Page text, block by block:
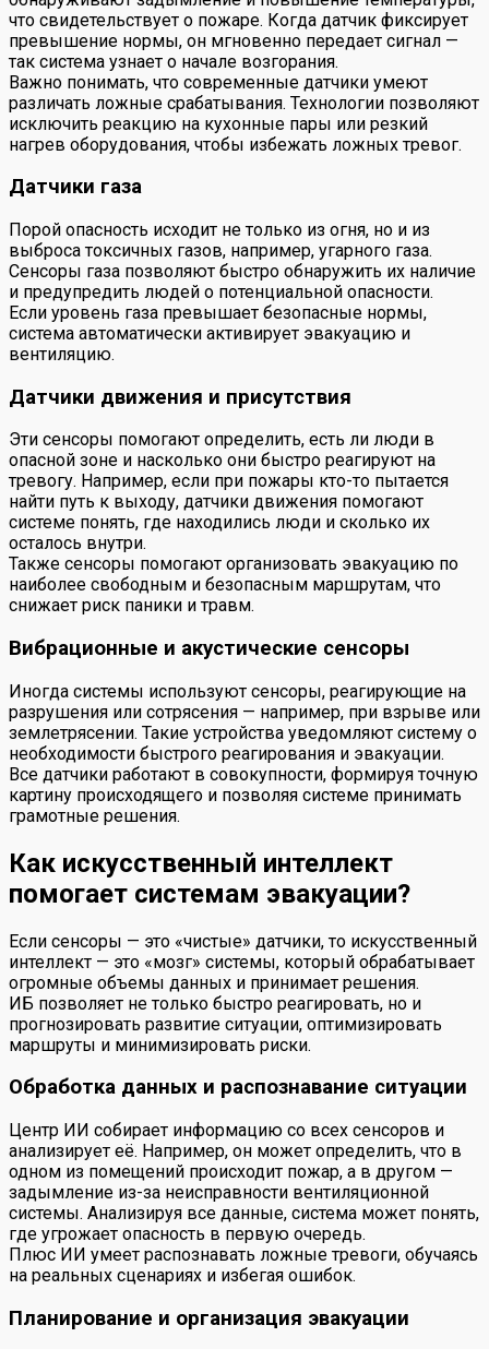
что свидетельствует о пожаре. Когда датчик фиксирует
превышение нормы, он мгновенно передает сигнал —
так система узнает о начале возгорания.
Важно понимать, что современные датчики умеют
различать ложные срабатывания. Технологии позволяют
исключить реакцию на кухонные пары или резкий
нагрев оборудования, чтобы избежать ложных тревог.
Датчики газа
Порой опасность исходит не только из огня, но и из
выброса токсичных газов, например, угарного газа.
Сенсоры газа позволяют быстро обнаружить их наличие
и предупредить людей о потенциальной опасности.
Если уровень газа превышает безопасные нормы,
система автоматически активирует эвакуацию и
вентиляцию.
Датчики движения и присутствия
Эти сенсоры помогают определить, есть ли люди в
опасной зоне и насколько они быстро реагируют на
тревогу. Например, если при пожары кто-то пытается
найти путь к выходу, датчики движения помогают
системе понять, где находились люди и сколько их
осталось внутри.
Также сенсоры помогают организовать эвакуацию по
наиболее свободным и безопасным маршрутам, что
снижает риск паники и травм.
Вибрационные и акустические сенсоры
Иногда системы используют сенсоры, реагирующие на
разрушения или сотрясения — например, при взрыве или
землетрясении. Такие устройства уведомляют систему о
необходимости быстрого реагирования и эвакуации.
Все датчики работают в совокупности, формируя точную
картину происходящего и позволяя системе принимать
грамотные решения.
Как искусственный интеллект
помогает системам эвакуации?
Если сенсоры — это «чистые» датчики, то искусственный
интеллект — это «мозг» системы, который обрабатывает
огромные объемы данных и принимает решения.
ИБ позволяет не только быстро реагировать, но и
прогнозировать развитие ситуации, оптимизировать
маршруты и минимизировать риски.
Обработка данных и распознавание ситуации
Центр ИИ собирает информацию со всех сенсоров и
анализирует её. Например, он может определить, что в
одном из помещений происходит пожар, а в другом —
задымление из-за неисправности вентиляционной
системы. Анализируя все данные, система может понять,
где угрожает опасность в первую очередь.
Плюс ИИ умеет распознавать ложные тревоги, обучаясь
на реальных сценариях и избегая ошибок.
Планирование и организация эвакуации